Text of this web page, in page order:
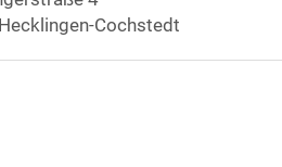
Cochstedt